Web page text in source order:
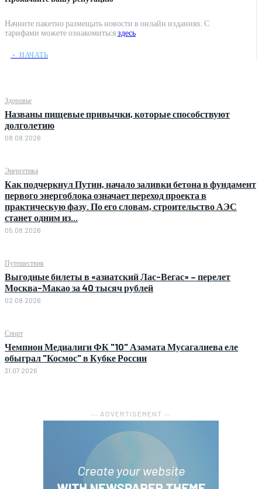
Начните пакетно размещать новости в онлайн изданиях. С
тарифами можете ознакомитьсяздесь
﹢ НАЧАТЬ
Здоровье
Названы пищевые привычки, которые способствуют
долголетию
08.08.2026
Энергетика
Как подчеркнул Путин, начало заливки бетона в фундамент
первого энергоблока означает переход проекта в
практическую фазу. По его словам, строительство АЭС
станет одним из...
05.08.2026
Путешествия
Выгодные билеты в «азиатский Лас-Вегас» – перелет
Москва-Макао за 40 тысяч рублей
02.08.2026
Спорт
Чемпион Медиалиги ФК "10" Азамата Мусагалиева еле
обыграл "Космос" в Кубке России
31.07.2026
― ADVERTISEMENT ―